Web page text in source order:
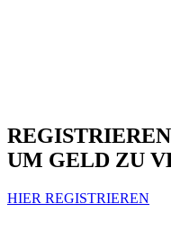
UM GELD ZU
HIER REGISTRIEREN